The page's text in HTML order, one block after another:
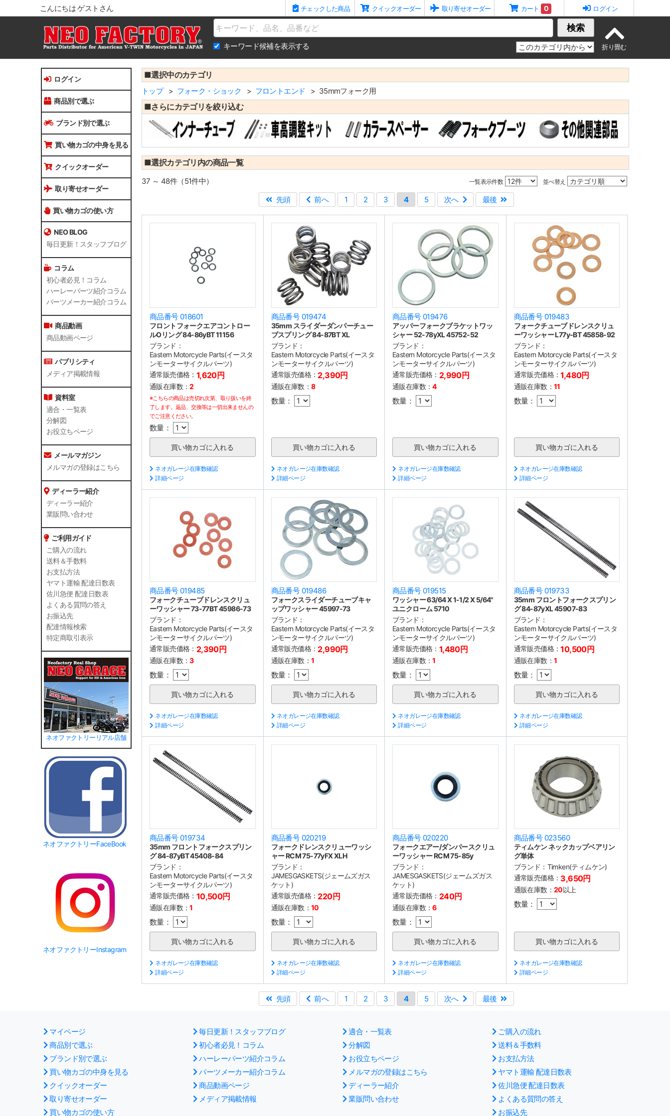
こんにちは ゲストさん チェックした商品 クイックオーダー 取り寄せオーダー カート 0 ログイン
Name 検索
キーワード候補を表示する
ログイン
商品別で選ぶ
ブランド別で選ぶ
買い物カゴの中身を見る
クイックオーダー
取り寄せオーダー
買い物カゴの使い方
NEO BLOG
毎日更新！スタッフブログ
コラム
初心者必見！コラム
ハーレーパーツ紹介コラム
パーツメーカー紹介コラム
商品動画
商品動画ページ
パブリシティ
メディア掲載情報
資料室
適合・一覧表
分解図
お役立ちページ
メールマガジン
メルマガの登録はこちら
ディーラー紹介
ディーラー紹介
業販問い合わせ
ご利用ガイド
ご購入の流れ
送料＆手数料
お支払方法
ヤマト運輸 配達日数表
佐川急便 配達日数表
よくある質問の答え
お振込先
配達情報検索
特定商取引表示
ネオファクトリーリアル店舗
ネオファクトリーFaceBook
ネオファクトリーInstagram
■選択中のカテゴリ
トップ フォーク・ショック フロントエンド 35mmフォーク用
■さらにカテゴリを絞り込む
■選択カテゴリ内の商品一覧
一覧表示件数 並べ替え
37 ～ 48件（51件中）
先頭
前へ 1 2 3 4 5 次へ 最後
商品番号 018601
フロントフォークエアコントロー
ルOリング 84-86yBT 11156
ブランド：
Eastern Motorcycle Parts(イースタ
ンモーターサイクルパーツ)
通常販売価格： 1,620円
通販在庫数：2
※こちらの商品は売切れ次第、取り扱いを終
了します。返品、交換等は一切出来ませんの
でご注意ください。
数量：
ネオガレージ在庫数確認
詳細ページ
商品番号 019474
35mm スライダーダンパーチュー
ブスプリング 84-87BT XL
ブランド：
Eastern Motorcycle Parts(イースタ
ンモーターサイクルパーツ)
通常販売価格： 2,390円
通販在庫数： 8
数量：
ネオガレージ在庫数確認
詳細ページ
商品番号 019476
アッパーフォークブラケットワッ
シャー 52-78yXL 45752-52
ブランド：
Eastern Motorcycle Parts(イースタ
ンモーターサイクルパーツ)
通常販売価格： 2,990円
通販在庫数：4
数量：
ネオガレージ在庫数確認
詳細ページ
商品番号 019483
フォークチューブドレンスクリュ
ーワッシャー L77y-BT 45858-92
ブランド：
Eastern Motorcycle Parts(イースタ
ンモーターサイクルパーツ)
通常販売価格：1,480円
通販在庫数： 11
数量：
ネオガレージ在庫数確認
詳細ページ
商品番号 019485
フォークチューブドレンスクリュ
ーワッシャー 73-77BT 45986-73
ブランド：
Eastern Motorcycle Parts(イースタ
ンモーターサイクルパーツ)
通常販売価格： 2,390円
通販在庫数：3
数量：
ネオガレージ在庫数確認
詳細ページ
商品番号 019486
フォークスライダーチューブキャ
ップワッシャー 45997-73
ブランド：
Eastern Motorcycle Parts(イースタ
ンモーターサイクルパーツ)
通常販売価格： 2,990円
通販在庫数： 1
数量：
ネオガレージ在庫数確認
詳細ページ
商品番号 019515
ワッシャー 63/64 X 1-1/2 X 5/64"
ユニクローム 5710
ブランド：
Eastern Motorcycle Parts(イースタ
ンモーターサイクルパーツ)
通常販売価格： 1,480円
通販在庫数：1
数量：
ネオガレージ在庫数確認
詳細ページ
商品番号 019733
35mm フロントフォークスプリン
グ 84-87yXL 45907-83
ブランド：
Eastern Motorcycle Parts(イースタ
ンモーターサイクルパーツ)
通常販売価格：10,500円
通販在庫数： 1
数量：
ネオガレージ在庫数確認
詳細ページ
商品番号 019734
35mm フロントフォークスプリン
グ 84-87yBT 45408-84
ブランド：
Eastern Motorcycle Parts(イースタ
ンモーターサイクルパーツ)
通常販売価格： 10,500円
通販在庫数：1
数量：
ネオガレージ在庫数確認
詳細ページ
商品番号 020219
フォークドレンスクリューワッシ
ャー RCM 75-77yFX XLH
ブランド：
JAMESGASKETS(ジェームズガス
ケット)
通常販売価格： 220円
通販在庫数： 10
数量：
ネオガレージ在庫数確認
詳細ページ
商品番号 020220
フォークエアー/ダンパースクリュ
ーワッシャー RCM 75-85y
ブランド：
JAMESGASKETS(ジェームズガス
ケット)
通常販売価格： 240円
通販在庫数：6
数量：
ネオガレージ在庫数確認
詳細ページ
商品番号 023560
ティムケン ネックカップベアリン
グ単体
ブランド： Timken(ティムケン)
通常販売価格： 3,650円
通販在庫数： 20以上
数量：
ネオガレージ在庫数確認
詳細ページ
先頭 前へ 1 2 3 4 5 次へ 最後
マイページ
商品別で選ぶ
ブランド別で選ぶ
買い物カゴの中身を見る
クイックオーダー
取り寄せオーダー
買い物カゴの使い方
毎日更新！スタッフブログ
初心者必見！コラム
ハーレーパーツ紹介コラム
パーツメーカー紹介コラム
商品動画ページ
メディア掲載情報
適合・一覧表
分解図
お役立ちページ
メルマガの登録はこちら
ディーラー紹介
業販問い合わせ
ご購入の流れ
送料＆手数料
お支払方法
ヤマト運輸 配達日数表
佐川急便 配達日数表
よくある質問の答え
お振込先